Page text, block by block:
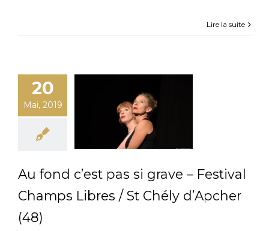
Lire la suite
20
Mai, 2019
Au fond c’est pas si grave – Festival
Champs Libres / St Chély d’Apcher
(48)